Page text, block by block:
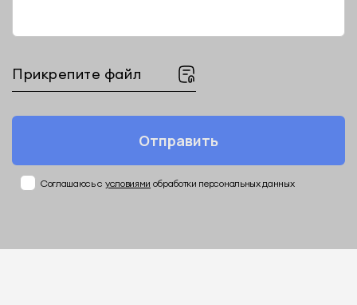
Прикрепите файл
Отправить
Соглашаюсь с условиями обработки персональных данных